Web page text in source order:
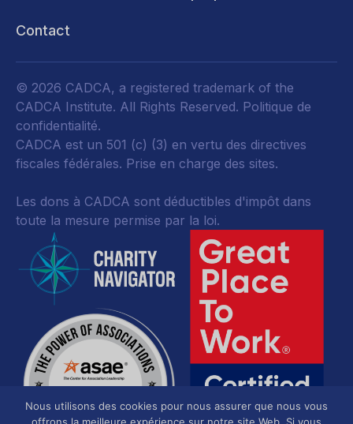
Contact
© 2026 CADCA, a registered trademark of the
CADCA Institute. All Rights Reserved. Politique de
confidentialité.
CADCA est un 501 (c) (3) en vertu des directives
fiscales fédérales. Prise en charge des sites.
Les dons à CADCA sont déductibles d'impôt dans
toute la mesure permise par la loi.
Nous utilisons des cookies pour nous assurer que nous vous